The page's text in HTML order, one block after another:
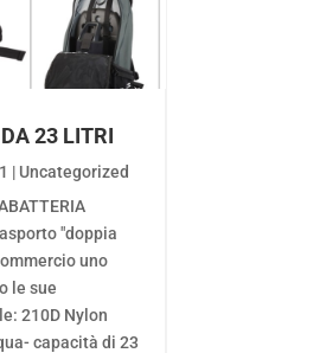
23 LITRI
| Uncategorized
"doppia
uno
le sue
210D Nylon
capacità di 23